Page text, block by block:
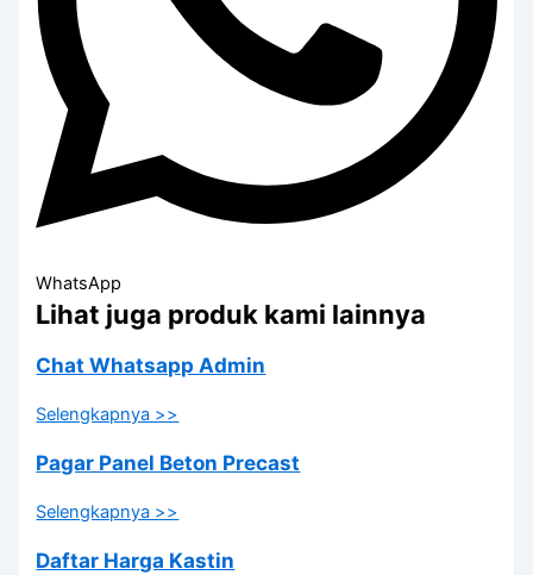
WhatsApp
Lihat juga produk kami lainnya
Chat Whatsapp Admin
Selengkapnya >>
Pagar Panel Beton Precast
Selengkapnya >>
Daftar Harga Kastin